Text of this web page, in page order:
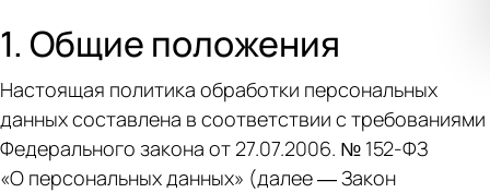
1. Общие положения
Настоящая политика обработки персональных
данных составлена в соответствии с требованиями
Федерального закона от 27.07.2006. № 152-ФЗ
«О персональных данных» (далее — Закон